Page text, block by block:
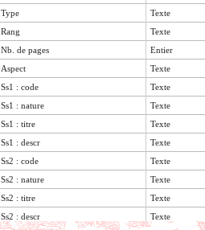
Type
Texte
Rang
Texte
Nb. de pages
Entier
Aspect
Texte
Ss1 : code
Texte
Ss1 : nature
Texte
Ss1 : titre
Texte
Ss1 : descr
Texte
Ss2 : code
Texte
Ss2 : nature
Texte
Ss2 : titre
Texte
Ss2 : descr
Texte